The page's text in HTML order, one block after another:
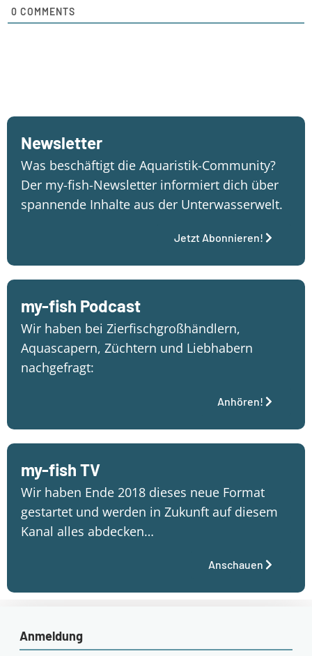
0 COMMENTS
Newsletter
Was beschäftigt die Aquaristik-Community?
Der my-fish-Newsletter informiert dich über
spannende Inhalte aus der Unterwasserwelt.
Jetzt Abonnieren!
my-fish Podcast
Wir haben bei Zierfischgroßhändlern,
Aquascapern, Züchtern und Liebhabern
nachgefragt:
Anhören!
my-fish TV
Wir haben Ende 2018 dieses neue Format
gestartet und werden in Zukunft auf diesem
Kanal alles abdecken…
Anschauen
Anmeldung